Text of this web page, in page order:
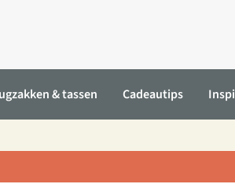
& tassen Cadeautips